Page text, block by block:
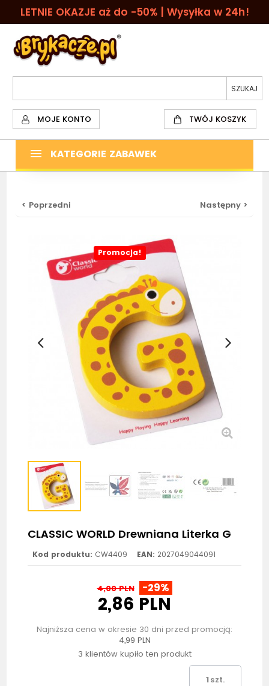
LETNIE OKAZJE aż do -50% | Wysyłka w 24h!
MOJE KONTO TWÓJ KOSZYK
KATEGORIE ZABAWEK
< Poprzedni Następny >
Promocja!
CLASSIC WORLD Drewniana Literka G
Kod produktu: CW4409 EAN: 2027049044091
4,00 PLN -29%
2,86 PLN
Najniższa cena w okresie 30 dni przed promocją:
4,99 PLN
3 klientów kupiło ten produkt
szt.